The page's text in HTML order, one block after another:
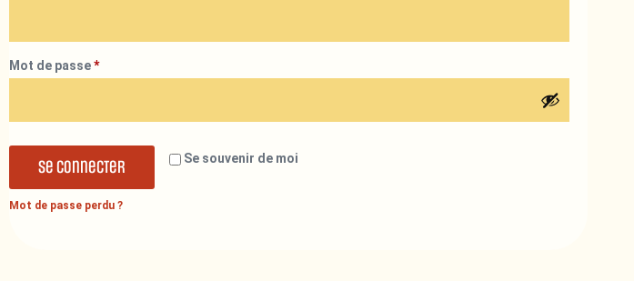
Mot de passe*
Se souvenir de moi
Se connecter
Mot de passe perdu ?